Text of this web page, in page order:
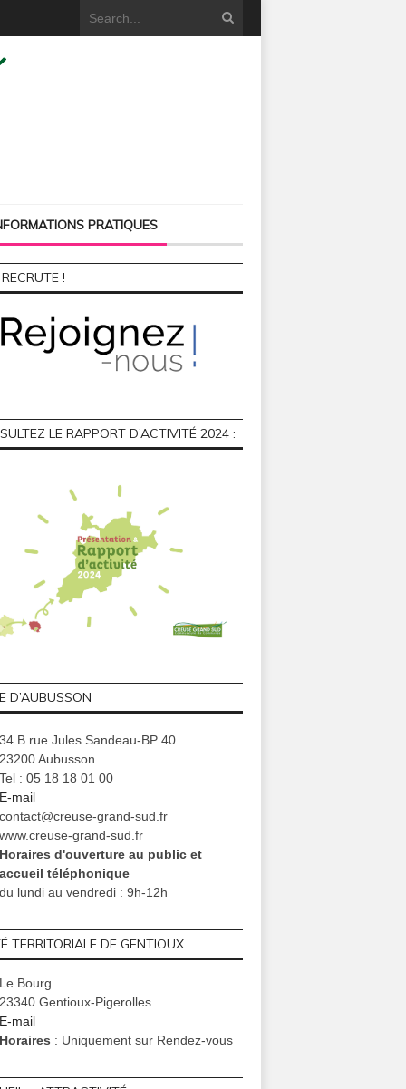
PRATIQUES
!
LE RAPPORT D’ACTIVITÉ 2024 :
D’AUBUSSON
34 B rue Jules Sandeau-BP 40
23200 Aubusson
Tel : 05 18 18 01 00
E-mail
contact@creuse-grand-sud.fr
www.creuse-grand-sud.fr
Horaires d'ouverture au public et
accueil téléphonique
du lundi au vendredi : 9h-12h
TERRITORIALE DE GENTIOUX
Le Bourg
23340 Gentioux-Pigerolles
E-mail
Horaires : Uniquement sur Rendez-vous